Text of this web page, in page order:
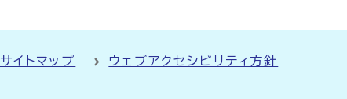
サイトマップ ウェブアクセシビリティ方針